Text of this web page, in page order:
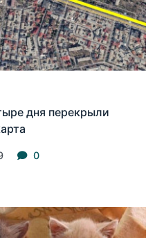
дня перекрыли
0